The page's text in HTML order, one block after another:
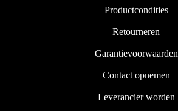
Productcondities
Retourneren
Garantievoorwaarden
Contact opnemen
Leverancier worden